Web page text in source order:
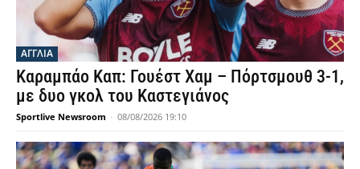
ΑΓΓΛΙΑ
Καραμπάο Καπ: Γουέστ Χαμ – Πόρτσμουθ 3-1,
με δυο γκολ του Καστεγιάνος
Sportlive Newsroom - 08/08/2026 19:10